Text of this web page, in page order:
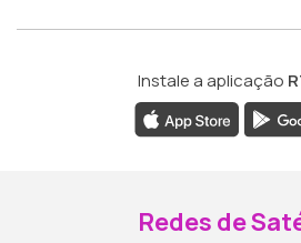
Instale a aplicação
Redes de